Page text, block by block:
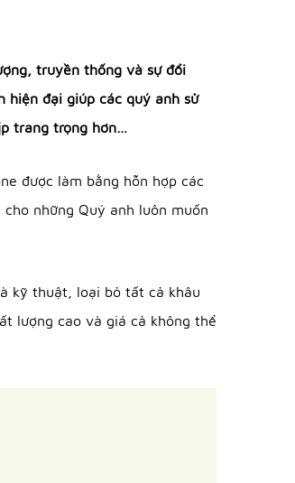
truyền thống và sự đổi
hiện đại giúp các quý anh sử
trang trọng hơn…
được làm bằng hỗn hợp các
những Quý anh luôn muốn
kỹ thuật, loại bỏ tất cả khâu
lượng cao và giá cả không thể